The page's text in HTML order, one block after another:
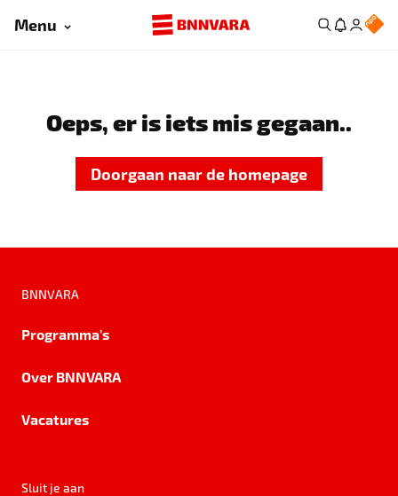
Menu
Oeps, er is iets mis gegaan..
Doorgaan naar de homepage
BNNVARA
Programma's
Over BNNVARA
Vacatures
Sluit je aan